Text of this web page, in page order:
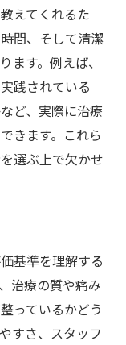
えてくれるた
間、そして清潔
ます。例えば、
践されている
ど、実際に治療
きます。これら
選ぶ上で欠かせ
基準を理解する
治療の質や痛み
っているかどう
すさ、スタッフ